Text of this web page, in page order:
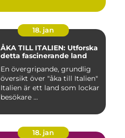
18. jan
ÅKA TILL ITALIEN: Utforska
detta fascinerande land
En övergripande, grundlig
översikt över "åka till Italien"
Italien är ett land som lockar
besökare ...
18. jan